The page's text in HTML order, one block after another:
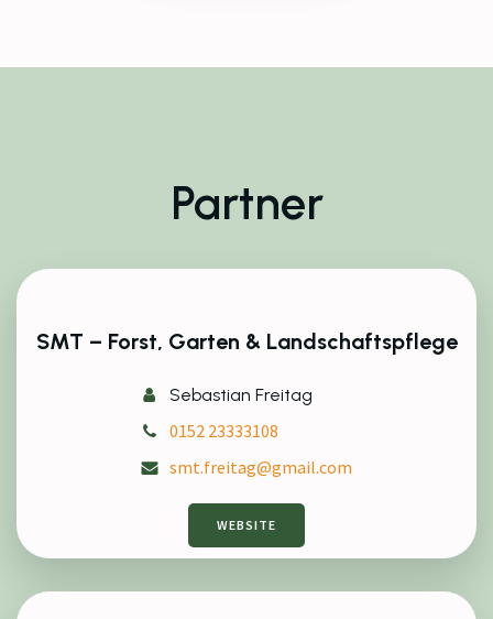
Partner
SMT – Forst, Garten & Landschaftspflege
Sebastian Freitag
0152 23333108
smt.freitag@gmail.com
WEBSITE